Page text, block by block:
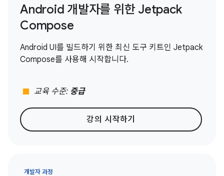
Android 개발자를 위한 Jetpack
Compose
Android UI를 빌드하기 위한 최신 도구 키트인 Jetpack
Compose를 사용해 시작합니다.
stop 교육 수준: 중급
강의 시작하기
개발자 과정